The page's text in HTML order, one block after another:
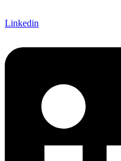
Linkedin